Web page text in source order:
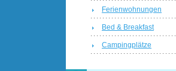
Ferienwohnungen
Bed & Breakfast
Campingplätze